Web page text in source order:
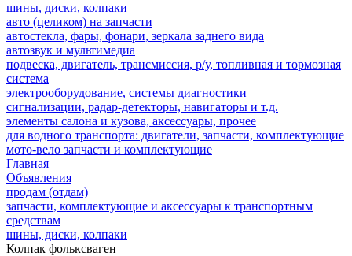
шины, диски, колпаки
авто (целиком) на запчасти
автостекла, фары, фонари, зеркала заднего вида
автозвук и мультимедиа
подвеска, двигатель, трансмиссия, р/у, топливная и тормозная
система
электрооборудование, системы диагностики
сигнализации, радар-детекторы, навигаторы и т.д.
элементы салона и кузова, аксессуары, прочее
для водного транспорта: двигатели, запчасти, комплектующие
мото-вело запчасти и комплектующие
Главная
Объявления
продам (отдам)
запчасти, комплектующие и аксессуары к транспортным
средствам
шины, диски, колпаки
Колпак фольксваген